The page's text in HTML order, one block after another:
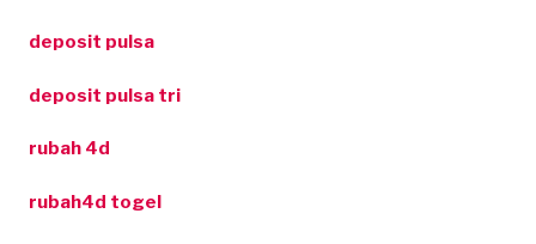
deposit pulsa
deposit pulsa tri
rubah 4d
rubah4d togel